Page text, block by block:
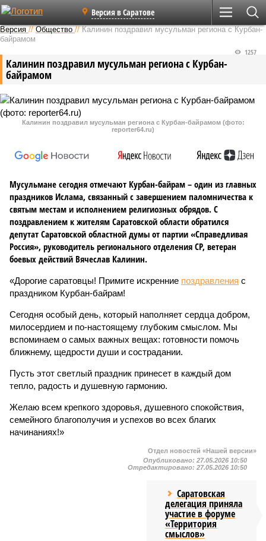
Версия в Саратове
Версия //Общество //Калинин поздравил мусульман региона с Курбан-
байрамом
Калинин поздравил мусульман региона с Курбан-
байрамом
1257
Калинин поздравил мусульман региона с Курбан-байрамом (фото:
reporter64.ru)
Мусульмане сегодня отмечают Курбан-байрам – один из главных
праздников Ислама, связанный с завершением паломничества к
святым местам и исполнением религиозных обрядов. С
поздравлением к жителям Саратовской области обратился
депутат Саратовской областной думы от партии «Справедливая
Россия», руководитель регионального отделения СР, ветеран
боевых действий Вячеслав Калинин.
«Дорогие саратовцы! Примите искренние поздравления с
праздником Курбан-байрам!
Сегодня особый день, который наполняет сердца добром,
милосердием и по-настоящему глубоким смыслом. Мы
вспоминаем о самых важных вещах: готовности помочь
ближнему, щедрости души и сострадании.
Пусть этот светлый праздник принесет в каждый дом
тепло, радость и душевную гармонию.
Желаю всем крепкого здоровья, душевного спокойствия,
семейного благополучия и успехов во всех благих
начинаниях!»
Отдел новостей «Нашей версии»
Опубликовано: 27.05.2026 10:50
Отредактировано: 27.05.2026 10:50
Саратовская
делегация приняла
участие в форуме
«Территория
смыслов»